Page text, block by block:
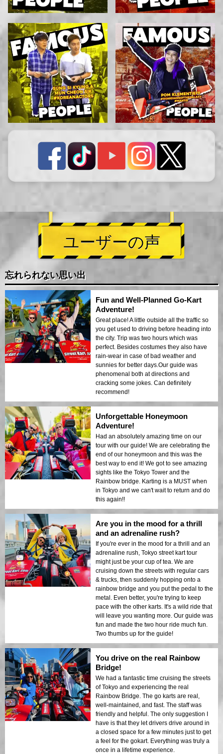
ユーザーの声
忘れられない思い出
Fun and Well-Planned Go-Kart
Adventure!
Great place! A little outside all the traffic so
you get used to driving before heading into
the city. Trip was two hours which was
perfect. Besides costumes they also have
rain-wear in case of bad weather and
sunnies for better days.Our guide was
phenomenal both at directions and
cracking some jokes. Can definitely
recommend!
Unforgettable Honeymoon
Adventure!
Had an absolutely amazing time on our
tour with our guide! We are celebrating the
end of our honeymoon and this was the
best way to end it! We got to see amazing
sights like the Tokyo Tower and the
Rainbow bridge. Karting is a MUST when
in Tokyo and we can't wait to return and do
this again!!
Are you in the mood for a thrill
and an adrenaline rush?
If you're ever in the mood for a thrill and an
adrenaline rush, Tokyo street kart tour
might just be your cup of tea. We are
cruising down the streets with regular cars
& trucks, then suddenly hopping onto a
rainbow bridge and you put the pedal to the
metal. Even better, you're trying to keep
pace with the other karts. It's a wild ride that
will leave you wanting more. Our guide was
fun and made the two hour ride much fun.
Two thumbs up for the guide!
You drive on the real Rainbow
Bridge!
We had a fantastic time cruising the streets
of Tokyo and experiencing the real
Rainbow Bridge. The go karts are real,
well-maintained, and fast. The staff was
friendly and helpful. The only suggestion I
have is that they let drivers drive around in
a closed space for a few minutes just to get
a feel for the gokart. Everything was truly a
once in a lifetime experience.